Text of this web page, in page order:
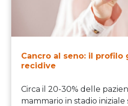
Cancro al seno: il profilo
recidive
Circa il 20-30% delle
mammario in stadio